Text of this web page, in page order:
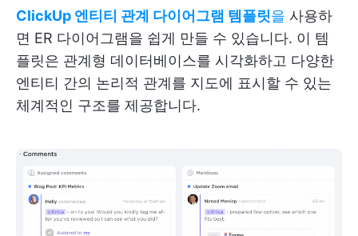
ClickUp 엔티티 관계 다이어그램 템플릿을 사용하
면 ER 다이어그램을 쉽게 만들 수 있습니다. 이 템
플릿은 관계형 데이터베이스를 시각화하고 다양한
엔티티 간의 논리적 관계를 지도에 표시할 수 있는
체계적인 구조를 제공합니다.